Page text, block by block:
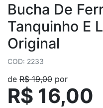
Bucha De
Tanquinho E
Original
COD: 2233
de R$ 19,00 por
R$ 16,00